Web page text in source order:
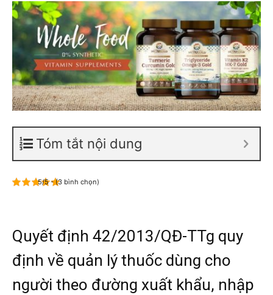
Tóm tắt nội dung
5/5 - (3 bình chọn)
Quyết định 42/2013/QĐ-TTg quy
định về quản lý thuốc dùng cho
người theo đường xuất khẩu, nhập